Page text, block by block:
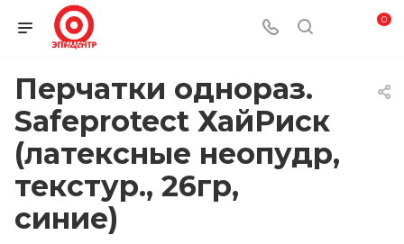
0
Перчатки однораз.
Safeprotect ХайРиск
(латексные неопудр,
текстур., 26гр,
синие)